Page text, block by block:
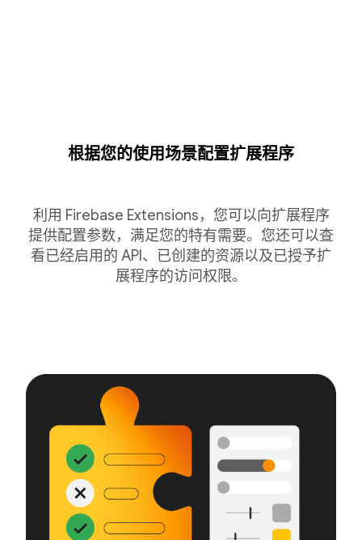
根据您的使用场景配置扩展程序
利用 Firebase Extensions，您可以向扩展程序
提供配置参数，满足您的特有需要。您还可以查
看已经启用的 API、已创建的资源以及已授予扩
展程序的访问权限。